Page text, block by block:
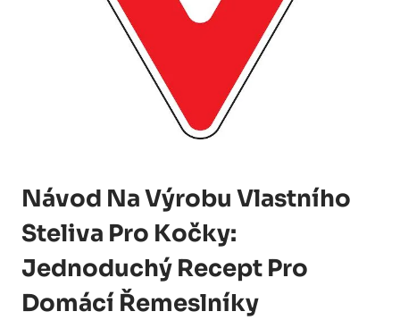
Návod Na Výrobu Vlastního
Steliva Pro Kočky:
Jednoduchý Recept Pro
Domácí Řemeslníky